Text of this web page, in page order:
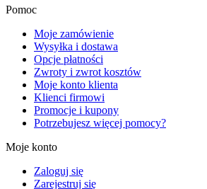
Pomoc
Moje zamówienie
Wysyłka i dostawa
Opcje płatności
Zwroty i zwrot kosztów
Moje konto klienta
Klienci firmowi
Promocje i kupony
Potrzebujesz więcej pomocy?
Moje konto
Zaloguj się
Zarejestruj się